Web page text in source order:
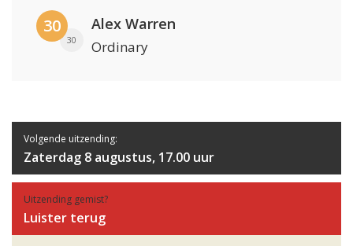
30
30
Alex Warren
Ordinary
Volgende uitzending:
Zaterdag 8 augustus, 17.00 uur
Uitzending gemist?
Luister terug